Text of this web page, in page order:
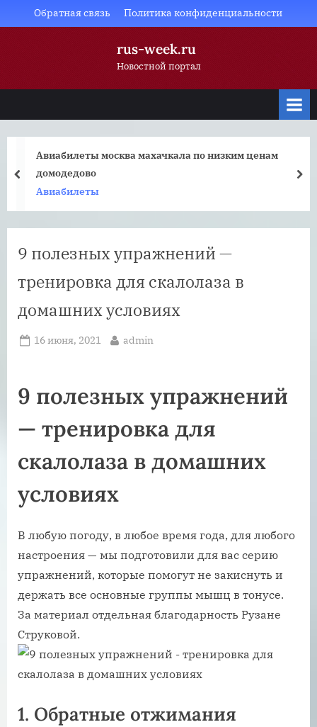
to
Обратная связь Политика конфиденциальности
rus-week.ru
Новостной портал
Авиабилеты москва махачкала по низким ценам
домодедово
Авиабилеты
prev
9 полезных упражнений —
тренировка для скалолаза в
домашних условиях
Posted
16 июня, 2021 By
admin
9 полезных упражнений
— тренировка для
скалолаза в домашних
условиях
В любую погоду, в любое время года, для любого
настроения — мы подготовили для вас серию
упражнений, которые помогут не закиснуть и
держать все основные группы мышц в тонусе.
За материал отдельная благодарность Рузане
Струковой.
1. Обратные отжимания